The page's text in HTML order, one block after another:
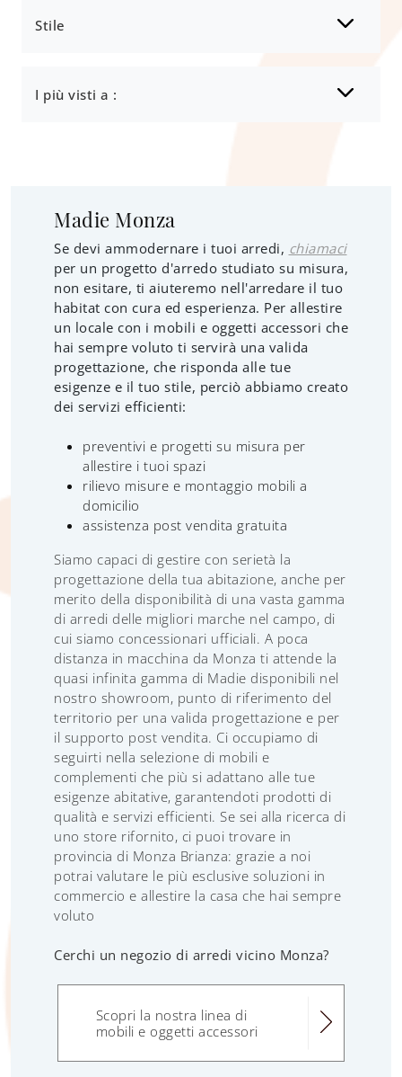
Stile
I più visti a :
Madie Monza
Se devi ammodernare i tuoi arredi, chiamaci
per un progetto d'arredo studiato su misura,
non esitare, ti aiuteremo nell'arredare il tuo
habitat con cura ed esperienza. Per allestire
un locale con i mobili e oggetti accessori che
hai sempre voluto ti servirà una valida
progettazione, che risponda alle tue
esigenze e il tuo stile, perciò abbiamo creato
dei servizi efficienti:
preventivi e progetti su misura per
allestire i tuoi spazi
rilievo misure e montaggio mobili a
domicilio
assistenza post vendita gratuita
Siamo capaci di gestire con serietà la
progettazione della tua abitazione, anche per
merito della disponibilità di una vasta gamma
di arredi delle migliori marche nel campo, di
cui siamo concessionari ufficiali. A poca
distanza in macchina da Monza ti attende la
quasi infinita gamma di Madie disponibili nel
nostro showroom, punto di riferimento del
territorio per una valida progettazione e per
il supporto post vendita. Ci occupiamo di
seguirti nella selezione di mobili e
complementi che più si adattano alle tue
esigenze abitative, garantendoti prodotti di
qualità e servizi efficienti. Se sei alla ricerca di
uno store rifornito, ci puoi trovare in
provincia di Monza Brianza: grazie a noi
potrai valutare le più esclusive soluzioni in
commercio e allestire la casa che hai sempre
voluto
Cerchi un negozio di arredi vicino Monza?
Scopri la nostra linea di
mobili e oggetti accessori